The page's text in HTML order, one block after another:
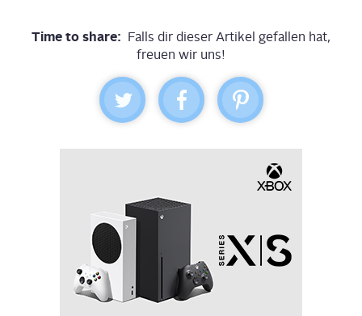
Time to share: Falls dir dieser Artikel gefallen hat,
freuen wir uns!